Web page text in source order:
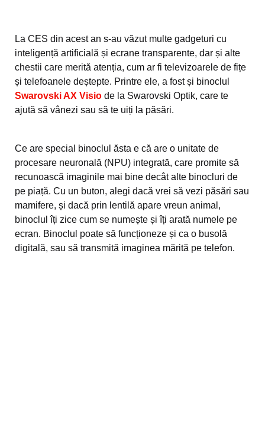
La CES din acest an s-au văzut multe gadgeturi cu
inteligență artificială și ecrane transparente, dar și alte
chestii care merită atenția, cum ar fi televizoarele de fițe
și telefoanele deștepte. Printre ele, a fost și binoclul
Swarovski AX Visio de la Swarovski Optik, care te
ajută să vânezi sau să te uiți la păsări.
Ce are special binoclul ăsta e că are o unitate de
procesare neuronală (NPU) integrată, care promite să
recunoască imaginile mai bine decât alte binocluri de
pe piață. Cu un buton, alegi dacă vrei să vezi păsări sau
mamifere, și dacă prin lentilă apare vreun animal,
binoclul îți zice cum se numește și îți arată numele pe
ecran. Binoclul poate să funcționeze și ca o busolă
digitală, sau să transmită imaginea mărită pe telefon.